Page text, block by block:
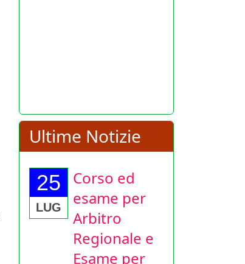
Ultime Notizie
25
LUG
Corso ed
esame per
Arbitro
Regionale e
Esame per